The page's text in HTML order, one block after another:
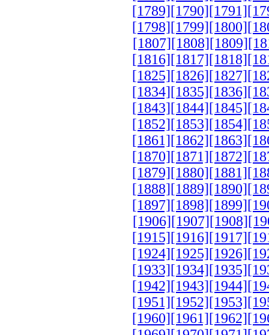
[1789] [1790] [1791]
[1798] [1799] [1800]
[1807] [1808] [1809]
[1816] [1817] [1818]
[1825] [1826] [1827]
[1834] [1835] [1836]
[1843] [1844] [1845]
[1852] [1853] [1854]
[1861] [1862] [1863]
[1870] [1871] [1872]
[1879] [1880] [1881]
[1888] [1889] [1890]
[1897] [1898] [1899]
[1906] [1907] [1908]
[1915] [1916] [1917]
[1924] [1925] [1926]
[1933] [1934] [1935]
[1942] [1943] [1944]
[1951] [1952] [1953]
[1960] [1961] [1962]